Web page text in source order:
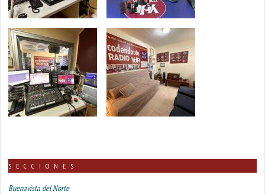
SECCIONES
Buenavista del Norte